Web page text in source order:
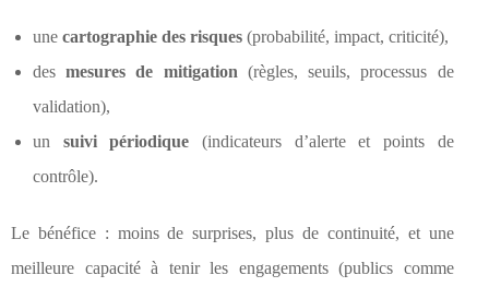
une cartographie des risques (probabilité, impact, criticité),
desmesures de mitigation (règles, seuils, processus de
validation),
un suivi périodique (indicateurs d’alerte et points de
contrôle).
Le bénéfice : moins de surprises, plus de continuité, et une
meilleure capacité à tenir les engagements (publics comme